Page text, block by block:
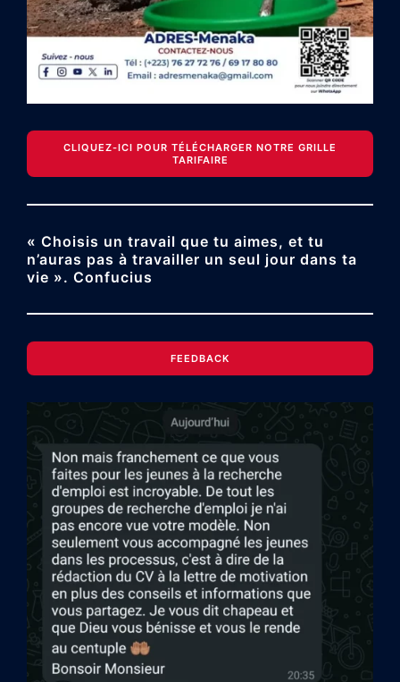
CLIQUEZ-ICI POUR TÉLÉCHARGER NOTRE GRILLE
TARIFAIRE
« Choisis un travail que tu aimes, et tu
n’auras pas à travailler un seul jour dans ta
vie ». Confucius
FEEDBACK